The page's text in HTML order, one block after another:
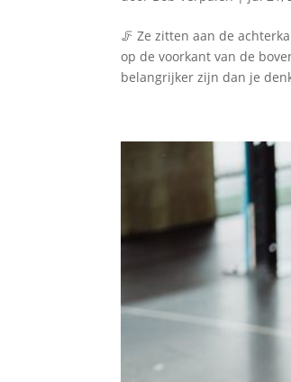
🦵 Ze zitten aan de
op de voorkant van de
belangrijker zijn dan je